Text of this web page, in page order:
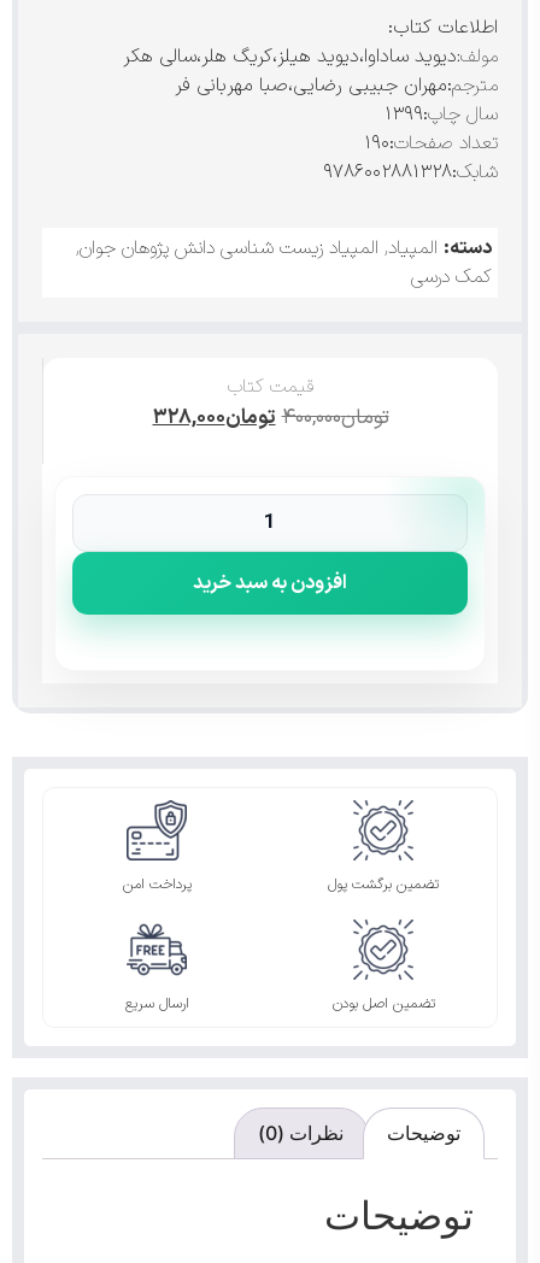
اطلاعات کتاب:
مولف:دیوید ساداوا،دیوید هیلز،کریگ هلر،سالی هکر
مترجم:مهران جبیبی رضایی،صبا مهربانی فر
سال چاپ:۱۳۹۹
تعداد صفحات:۱۹۰
شابک:۹۷۸۶۰۰۲۸۸۱۳۲۸
دسته: المپیاد, المپیاد زیست شناسی دانش پژوهان جوان,
کمک درسی
قیمت کتاب
تومان۴۰۰,۰۰۰تومان۳۲۸,۰۰۰
افزودن به سبد خرید
تضمین برگشت پول پرداخت امن
تضمین اصل بودن ارسال سریع
توضیحات نظرات (0)
توضیحات